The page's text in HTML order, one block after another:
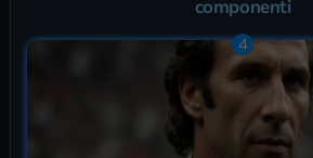
componenti